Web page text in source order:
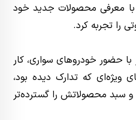
با معرفی محصولات جدید خود
را تجربه کرد.
با حضور خودروهای سواری، کار
ویژه‌ای که تدارک دیده بود،
سبد محصولاتش را گسترده‌تر